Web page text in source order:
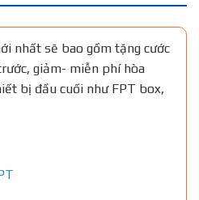
nhất sẽ bao gồm tặng cước
giảm- miễn phí hòa
bị đầu cuối như FPT box,